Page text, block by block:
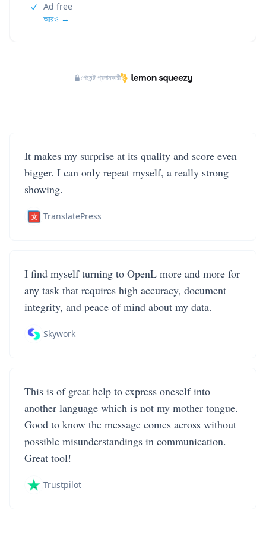
Ad free
আরও →
পেমেন্ট প্রদানকারী
It makes my surprise at its quality and score even
bigger. I can only repeat myself, a really strong
showing.
TranslatePress
I find myself turning to OpenL more and more for
any task that requires high accuracy, document
integrity, and peace of mind about my data.
Skywork
This is of great help to express oneself into
another language which is not my mother tongue.
Good to know the message comes across without
possible misunderstandings in communication.
Great tool!
Trustpilot